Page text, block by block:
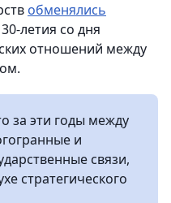
обменялись
летия со дня
отношений между
за эти годы между
и
связи,
стратегического